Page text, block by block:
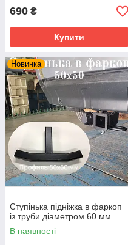
690 ₴
Купити
Новинка
Ступінька підніжка в фаркоп
із труби діаметром 60 мм
В наявності